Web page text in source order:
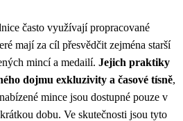
často využívají propracované
mají za cíl přesvědčit zejména starší
mincí a medailí. Jejich praktiky
dojmu exkluzivity a časové tísně,
mince jsou dostupné pouze v
dobu. Ve skutečnosti jsou tyto